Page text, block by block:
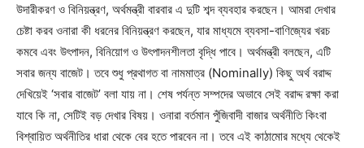
উদারীকরণ ও বিনিয়ন্ত্রণ, অর্থমন্ত্রী বারবার এ দুটি শব্দ ব্যবহার করছেন। আমরা দেখার
চেষ্টা করব ওনারা কী ধরনের বিনিয়ন্ত্রণ করছেন, যার মাধ্যমে ব্যবসা-বাণিজ্যের খরচ
কমবে এবং উৎপাদন, বিনিয়োগ ও উৎপাদনশীলতা বৃদ্ধি পাবে। অর্থমন্ত্রী বলছেন, এটি
সবার জন্য বাজেট। তবে শুধু প্রথাগত বা নামমাত্র (Nominally) কিছু অর্থ বরাদ্দ
দেখিয়েই ‘সবার বাজেট’ বলা যায় না। শেষ পর্যন্ত সম্পদের অভাবে সেই বরাদ্দ রক্ষা করা
যাবে কি না, সেটিই বড় দেখার বিষয়। ওনারা বর্তমান পুঁজিবাদী বাজার অর্থনীতি কিংবা
বিশ্বায়িত অর্থনীতির ধারা থেকে বের হতে পারবেন না। তবে এই কাঠামোর মধ্যে থেকেই